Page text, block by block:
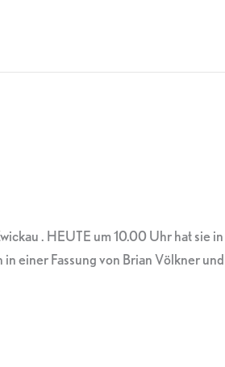
. HEUTE um 10.00 Uhr hat sie
einer Fassung von Brian Völkner